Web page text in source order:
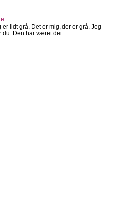
lidt grå. Det er mig, der er grå. Jeg
Den har været der...